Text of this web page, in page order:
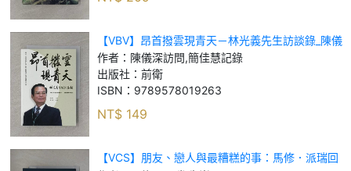
【VBV】昂首撥雲現青天－林光義先生訪談錄_陳儀
深訪問, 簡佳慧記錄
作者： 陳儀深訪問,簡佳慧記錄
出版社： 前衛
ISBN： 9789578019263
NT$ 149
【VCS】朋友、戀人與最糟糕的事：馬修．派瑞回